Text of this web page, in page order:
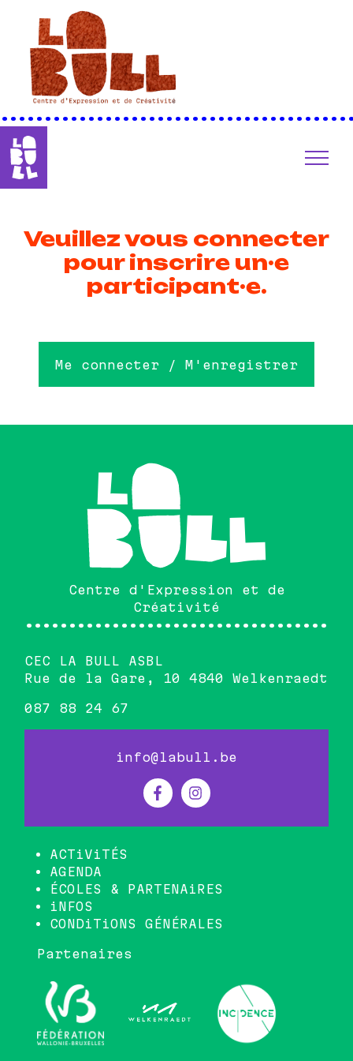
Veuillez vous connecter
pour inscrire un·e
participant·e.
Me connecter / M'enregistrer
Centre d'Expression et de
Créativité
CEC LA BULL ASBL
Rue de la Gare, 10 4840 Welkenraedt
087 88 24 67
info@labull.be
ACTiViTÉS
AGENDA
ÉCOLES & PARTENAiRES
iNFOS
CONDiTiONS GÉNÉRALES
Partenaires